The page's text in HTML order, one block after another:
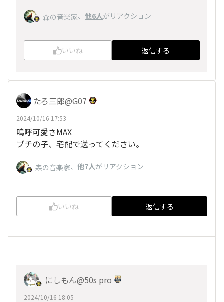
森の音楽家、 他6人がリアクション
いいね 返信する
たろ三郎@G07
2024/10/16 17:53
嗚呼可愛さMAX
ブチの子、宅配で送ってください。
森の音楽家、 他7人がリアクション
いいね 返信する
にしもん@50s pro
2024/10/16 18:05